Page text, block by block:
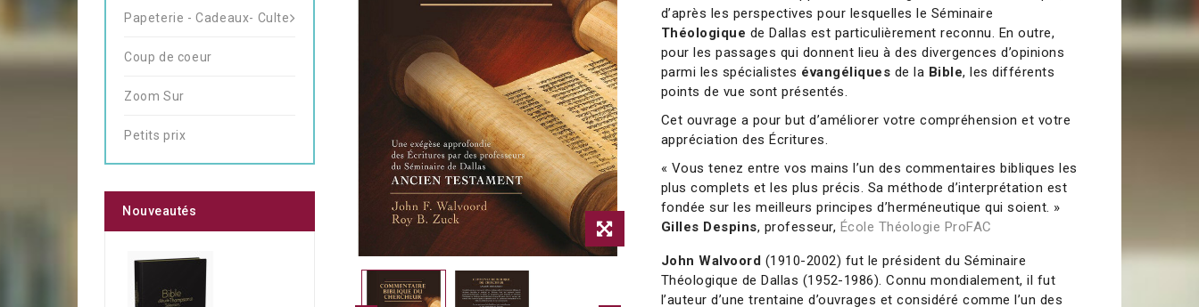
d’après les perspectives pour lesquelles le Séminaire
Théologique de Dallas est particulièrement reconnu. En outre,
pour les passages qui donnent lieu à des divergences d’opinions
parmi les spécialistes évangéliques de la Bible, les différents
points de vue sont présentés.
Cet ouvrage a pour but d’améliorer votre compréhension et votre
appréciation des Écritures.
« Vous tenez entre vos mains l’un des commentaires bibliques les
plus complets et les plus précis. Sa méthode d’interprétation est
fondée sur les meilleurs principes d’herméneutique qui soient. »
Gilles Despins, professeur, École Théologie ProFAC
John Walvoord (1910-2002) fut le président du Séminaire
Théologique de Dallas (1952-1986). Connu mondialement, il fut
l’auteur d’une trentaine d’ouvrages et considéré comme l’un des
Papeterie - Cadeaux- Culte
Coup de coeur
Zoom Sur
Petits prix
Nouveautés